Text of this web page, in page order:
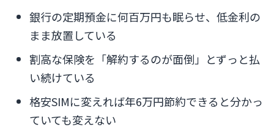
銀行の定期預金に何百万円も眠らせ、低金利の
まま放置している
割高な保険を「解約するのが面倒」とずっと払
い続けている
格安SIMに変えれば年6万円節約できると分かっ
ていても変えない